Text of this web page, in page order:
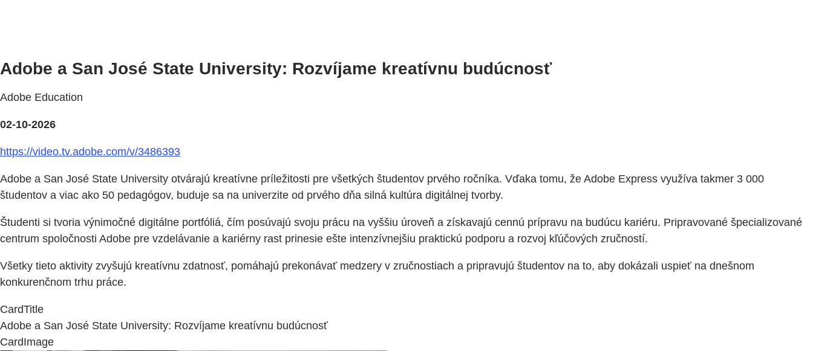
Adobe a San José State University: Rozvíjame kreatívnu budúcnosť
Adobe Education
02-10-2026
https://video.tv.adobe.com/v/3486393
Adobe a San José State University otvárajú kreatívne príležitosti pre všetkých študentov prvého ročníka. Vďaka tomu, že Adobe Express využíva takmer 3 000
študentov a viac ako 50 pedagógov, buduje sa na univerzite od prvého dňa silná kultúra digitálnej tvorby.
Študenti si tvoria výnimočné digitálne portfóliá, čím posúvajú svoju prácu na vyššiu úroveň a získavajú cennú prípravu na budúcu kariéru. Pripravované špecializované
centrum spoločnosti Adobe pre vzdelávanie a kariérny rast prinesie ešte intenzívnejšiu praktickú podporu a rozvoj kľúčových zručností.
Všetky tieto aktivity zvyšujú kreatívnu zdatnosť, pomáhajú prekonávať medzery v zručnostiach a pripravujú študentov na to, aby dokázali uspieť na dnešnom
konkurenčnom trhu práce.
CardTitle
Adobe a San José State University: Rozvíjame kreatívnu budúcnosť
CardImage